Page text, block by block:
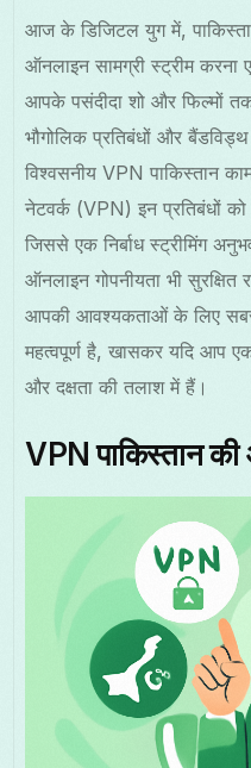
आज के डिजिटल युग में,
ऑनलाइन सामग्री स्ट्रीम करना
आपके पसंदीदा शो और फिल्मों
भौगोलिक प्रतिबंधों और
विश्वसनीय VPN पाकिस्तान
नेटवर्क (VPN) इन प्रतिबंधों
जिससे एक निर्बाध स्ट्रीमिंग
ऑनलाइन गोपनीयता भी सुरक्षित
आपकी आवश्यकताओं के लिए
महत्वपूर्ण है, खासकर यदि आप
और दक्षता की तलाश में हैं।
VPN पाकिस्तान